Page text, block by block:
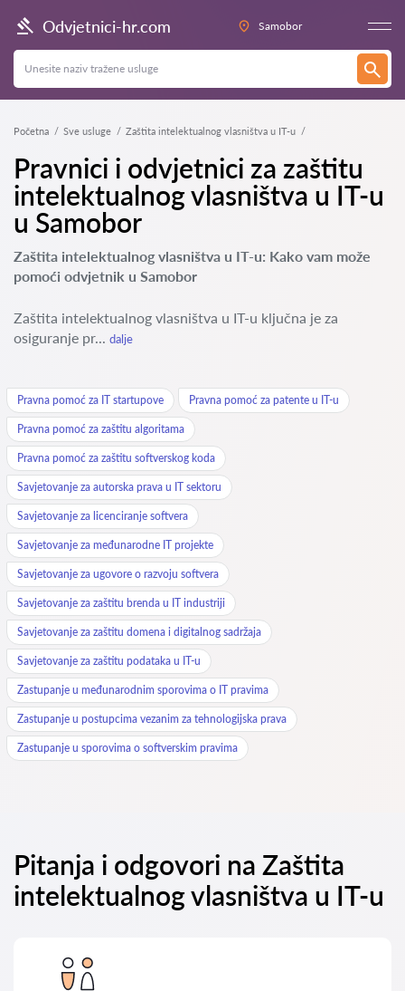
Odvjetnici-hr.com Samobor
Početna Sve usluge Zaštita intelektualnog vlasništva u IT-u
Pravnici i odvjetnici za zaštitu
intelektualnog vlasništva u IT-u
u Samobor
Zaštita intelektualnog vlasništva u IT-u: Kako vam može
pomoći odvjetnik u Samobor
Zaštita intelektualnog vlasništva u IT-u ključna je za
osiguranje pr... dalje
Pravna pomoć za IT startupove Pravna pomoć za patente u IT-u
Pravna pomoć za zaštitu algoritama
Pravna pomoć za zaštitu softverskog koda
Savjetovanje za autorska prava u IT sektoru
Savjetovanje za licenciranje softvera
Savjetovanje za međunarodne IT projekte
Savjetovanje za ugovore o razvoju softvera
Savjetovanje za zaštitu brenda u IT industriji
Savjetovanje za zaštitu domena i digitalnog sadržaja
Savjetovanje za zaštitu podataka u IT-u
Zastupanje u međunarodnim sporovima o IT pravima
Zastupanje u postupcima vezanim za tehnologijska prava
Zastupanje u sporovima o softverskim pravima
Pitanja i odgovori na Zaštita
intelektualnog vlasništva u IT-u